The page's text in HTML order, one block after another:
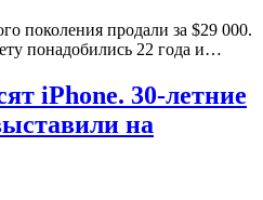
поколения продали за $29 000.
понадобились 22 года и…
iPhone. 30-летние
на